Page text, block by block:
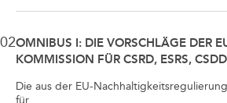
02OMNIBUS I: DIE VORSCHLÄGE DER
KOMMISSION FÜR CSRD, ESRS,
Die aus der EU-